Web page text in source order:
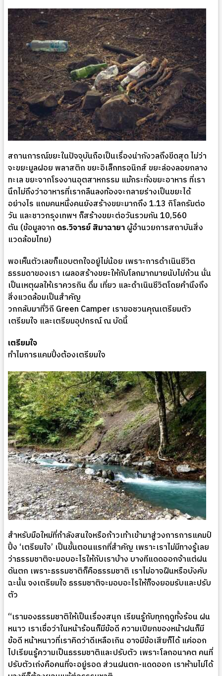
สถานการณ์ขยะในปัจจุบันถือเป็นเรื่องน่ากังวลถึงขีดสุด ไม่ว่า
จะขยะมูลฝอย พลาสติก ขยะอิเล็กทรอนิกส์ ขยะล่องลอยกลาง
ทะเล ขยะจากโรงงานอุตสาหกรรม แม้กระทั่งขยะอาหาร ที่เรา
นึกไม่ถึงว่าอาหารที่เรากลืนลงท้องจะกลายร่างเป็นขยะได้
อย่างไร แถมคนหนึ่งคนยังสร้างขยะมากถึง 1.13 กิโลกรัมต่อ
วัน และชาวกรุงเทพฯ ก็สร้างขยะต่อวันรวมกัน 10,560
ตัน (ข้อมูลจาก ดร.วิจารย์ สิมาฉายาผู้อำนวยการสถาบันสิ่ง
แวดล้อมไทย)
พอเห็นตัวเลขก็แอบตกใจอยู่ไม่น้อย เพราะการดำเนินชีวิต
ธรรมดาของเรา เผลอสร้างขยะให้กับโลกมากมายนับไม่ถ้วน นั่น
เป็นเหตุผลให้เราควรกิน ดื่ม เที่ยว และดำเนินชีวิตโดยคำนึงถึง
สิ่งแวดล้อมเป็นสำคัญ
วกกลับมาที่วิถี Green Camper เราขอชวนคุณเตรียมตัว
เตรียมใจ และเตรียมอุปกรณ์ ณ บัดนี้
เตรียมใจ
ทำไมการแคมปิ้งต้องเตรียมใจ
สำหรับมือใหม่ที่กำลังสนใจหรือก้าวเท้าเข้ามาสู่วงการการแคมป์
ปิ้ง ‘เตรียมใจ’ เป็นขั้นตอนแรกที่สำคัญ เพราะเราไม่มีทางรู้เลย
ว่าธรรมชาติจะมอบอะไรให้กับเราบ้าง บางทีแดดออกจ้าแต่ฝน
ดันตก เพราะธรรมชาติก็คือธรรมชาติ เราไม่อาจฝืนหรือบังคับ
ฉะนั้น จงเตรียมใจ ธรรมชาติจะมอบอะไรให้ก็จงยอมรับและปรับ
ตัว
“เรามองธรรมชาติให้เป็นเรื่องสนุก เรียนรู้กับทุกฤดูทั้งร้อน ฝน
หนาว เราเชื่อว่าในหน้าร้อนก็มีข้อดี ความเปียกของหน้าฝนก็มี
ข้อดี หน้าหนาวที่เราคิดว่าดีเหลือเกิน อาจมีข้อเสียก็ได้ แค่ออก
ไปเรียนรู้ความเป็นธรรมชาติและปรับตัว เพราะโลกอนาคต คนที่
ปรับตัวเก่งคือคนที่จะอยู่รอด ส่วนฝนตก-แดดออก เราห้ามไม่ได้